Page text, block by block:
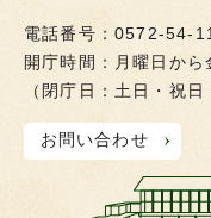
電話番号：0572-54-
開庁時間：月曜日か
（閉庁日：土日・祝日
お問い合わせ